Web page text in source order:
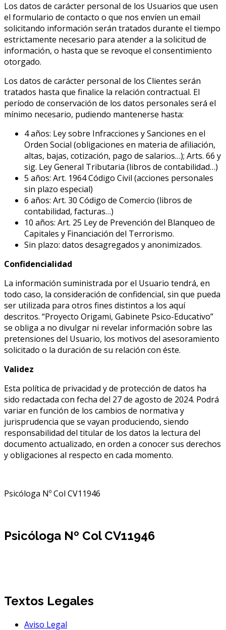
Los datos de carácter personal de los Usuarios que usen
el formulario de contacto o que nos envíen un email
solicitando información serán tratados durante el tiempo
estrictamente necesario para atender a la solicitud de
información, o hasta que se revoque el consentimiento
otorgado.
Los datos de carácter personal de los Clientes serán
tratados hasta que finalice la relación contractual. El
período de conservación de los datos personales será el
mínimo necesario, pudiendo mantenerse hasta:
4 años: Ley sobre Infracciones y Sanciones en el
Orden Social (obligaciones en materia de afiliación,
altas, bajas, cotización, pago de salarios…); Arts. 66 y
sig. Ley General Tributaria (libros de contabilidad…)
5 años: Art. 1964 Código Civil (acciones personales
sin plazo especial)
6 años: Art. 30 Código de Comercio (libros de
contabilidad, facturas…)
10 años: Art. 25 Ley de Prevención del Blanqueo de
Capitales y Financiación del Terrorismo.
Sin plazo: datos desagregados y anonimizados.
Confidencialidad
La información suministrada por el Usuario tendrá, en
todo caso, la consideración de confidencial, sin que pueda
ser utilizada para otros fines distintos a los aquí
descritos. “Proyecto Origami, Gabinete Psico-Educativo”
se obliga a no divulgar ni revelar información sobre las
pretensiones del Usuario, los motivos del asesoramiento
solicitado o la duración de su relación con éste.
Validez
Esta política de privacidad y de protección de datos ha
sido redactada con fecha del 27 de agosto de 2024. Podrá
variar en función de los cambios de normativa y
jurisprudencia que se vayan produciendo, siendo
responsabilidad del titular de los datos la lectura del
documento actualizado, en orden a conocer sus derechos
y obligaciones al respecto en cada momento.
Psicóloga Nº Col CV11946
Psicóloga Nº Col CV11946
Textos Legales
Aviso Legal